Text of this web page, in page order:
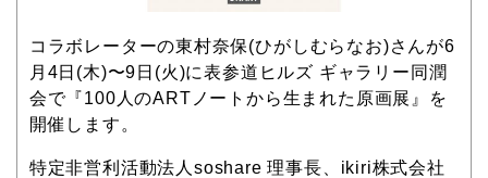
コラボレーターの東村奈保(ひがしむらなお)さんが6
月4日(木)〜9日(火)に表参道ヒルズ ギャラリー同潤
会で『100人のARTノートから生まれた原画展』を
開催します。
特定非営利活動法人soshare 理事長、ikiri株式会社